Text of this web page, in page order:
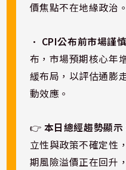
價焦點不在地緣政治。
• CPI公布前市場謹
布，市場預期核心年
緩布局，以評估通膨
動效應。
👉 本日總經趨勢顯示
立性與政策不確定性
期風險溢價正在回升